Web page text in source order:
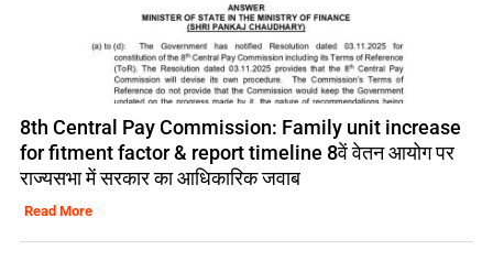
8th Central Pay Commission: Family unit increase
for fitment factor & report timeline 8वें वेतन आयोग पर
राज्यसभा में सरकार का आधिकारिक जवाब
Read More